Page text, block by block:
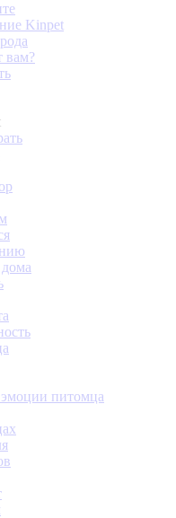
Kinpet
вам?
питомца